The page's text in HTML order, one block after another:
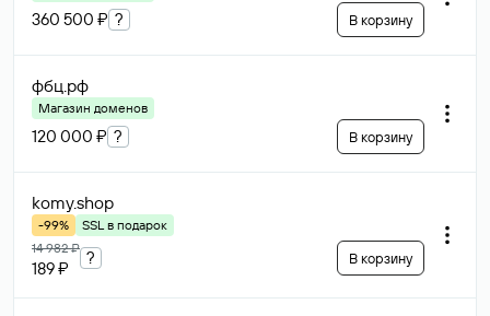
360 500 ₽ ? В корзину
фбц.рф
Магазин доменов
120 000 ₽ ? В корзину
komy.shop
-99%
SSL в подарок
14 982 ₽
189 ₽
? В корзину